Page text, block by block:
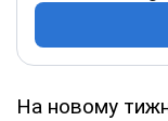
На новому